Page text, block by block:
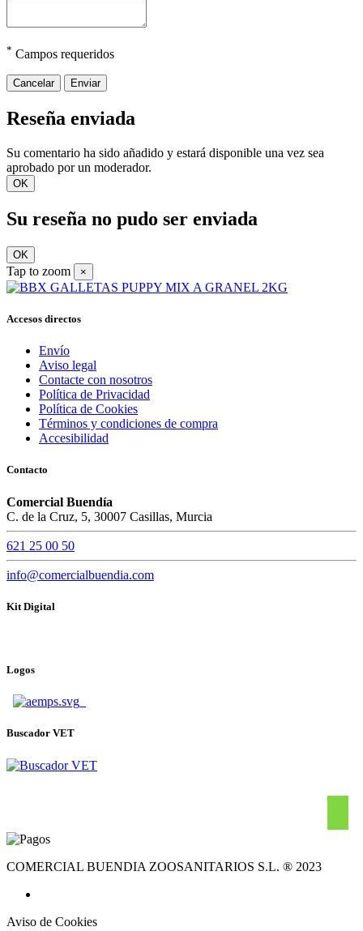
* Campos requeridos
Cancelar Enviar
Reseña enviada
Su comentario ha sido añadido y estará disponible una vez sea
aprobado por un moderador.
OK
Su reseña no pudo ser enviada
OK
Tap to zoom ×
Accesos directos
Envío
Aviso legal
Contacte con nosotros
Política de Privacidad
Política de Cookies
Términos y condiciones de compra
Accesibilidad
Contacto
Comercial Buendía
C. de la Cruz, 5, 30007 Casillas, Murcia
621 25 00 50
info@comercialbuendia.com
Kit Digital
Logos
Buscador VET
COMERCIAL BUENDIA ZOOSANITARIOS S.L. ® 2023
Aviso de Cookies